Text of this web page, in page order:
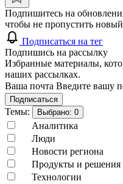
Подпишитесь на
чтобы не пропустить
Подписаться на тег
Подпишись на рассылку
Избранные материалы,
наших рассылках.
Ваша почта Введите вашу
Подписаться
Темы: Выбрано: 0
Аналитика
Люди
Новости региона
Продукты и решения
Технологии